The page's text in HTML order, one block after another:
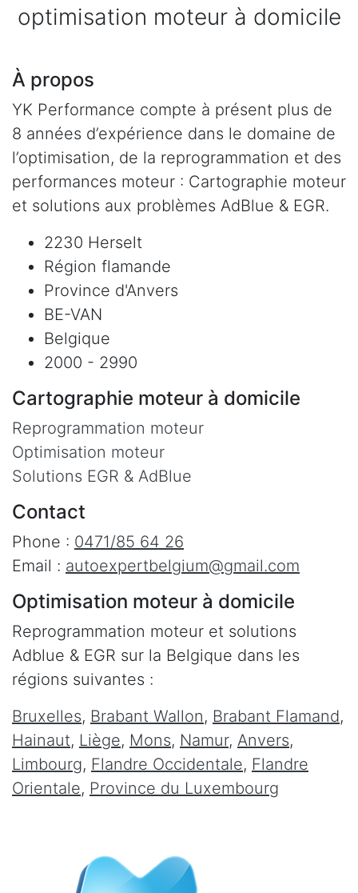
optimisation moteur à domicile
À propos
YK Performance compte à présent plus de
8 années d’expérience dans le domaine de
l’optimisation, de la reprogrammation et des
performances moteur : Cartographie moteur
et solutions aux problèmes AdBlue & EGR.
2230 Herselt
Région flamande
Province d'Anvers
BE-VAN
Belgique
2000 - 2990
Cartographie moteur à domicile
Reprogrammation moteur
Optimisation moteur
Solutions EGR & AdBlue
Contact
Phone : 0471/85 64 26
Email : autoexpertbelgium@gmail.com
Optimisation moteur à domicile
Reprogrammation moteur et solutions
Adblue & EGR sur la Belgique dans les
régions suivantes :
Bruxelles, Brabant Wallon, Brabant Flamand,
Hainaut, Liège, Mons, Namur, Anvers,
Limbourg, Flandre Occidentale, Flandre
Orientale, Province du Luxembourg